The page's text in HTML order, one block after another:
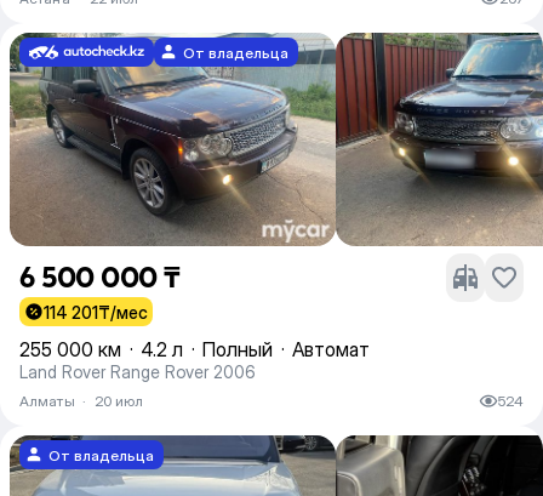
От владельца
6 500 000 ₸
114 201₸/мес
255 000 км · 4.2 л · Полный · Автомат
Land Rover Range Rover 2006
Алматы · 20 июл 524
От владельца